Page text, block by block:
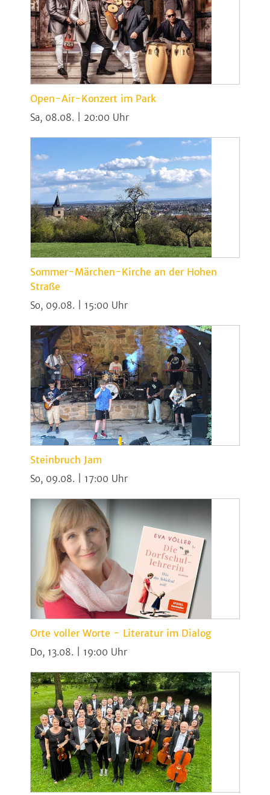
Open-Air-Konzert im Park
Sa, 08.08. | 20:00
Sommer-Märchen-Kirche an der Hohen
Straße
So, 09.08. | 15:00
Steinbruch Jam
So, 09.08. | 17:00
Orte voller Worte - Literatur im Dialog
Do, 13.08. | 19:00